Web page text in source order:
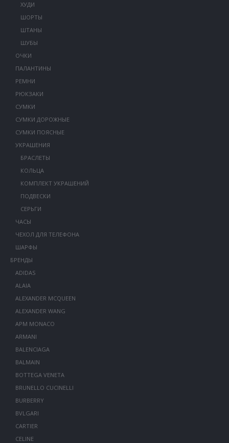
ХУДИ
ШОРТЫ
ШТАНЫ
ШУБЫ
ОЧКИ
ПАЛАНТИНЫ
РЕМНИ
РЮКЗАКИ
СУМКИ
СУМКИ ДОРОЖНЫЕ
СУМКИ ПОЯСНЫЕ
УКРАШЕНИЯ
БРАСЛЕТЫ
КОЛЬЦА
КОМПЛЕКТ УКРАШЕНИЙ
ПОДВЕСКИ
СЕРЬГИ
ЧАСЫ
ЧЕХОЛ ДЛЯ ТЕЛЕФОНА
ШАРФЫ
БРЕНДЫ
ADIDAS
ALAIA
ALEXANDER MCQUEEN
ALEXANDER WANG
APM MONACO
ARMANI
BALENCIAGA
BALMAIN
BOTTEGA VENETA
BRUNELLO CUCINELLI
BURBERRY
BVLGARI
CARTIER
CELINE